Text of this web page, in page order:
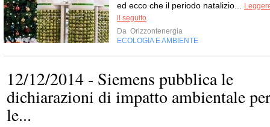
ed ecco che il periodo natalizio...
il seguito
Da Orizzontenergia
ECOLOGIA E AMBIENTE
12/12/2014 - Siemens pubblica le
dichiarazioni di impatto ambientale per
le...